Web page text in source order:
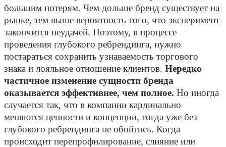
большим потерям. Чем дольше бренд существует на
рынке, тем выше вероятность того, что эксперимент
закончится неудачей. Поэтому, в процессе
проведения глубокого ребрендинга, нужно
постараться сохранить узнаваемость торгового
знака и лояльное отношение клиентов. Нередко
частичное изменение сущности бренда
оказывается эффективнее, чем полное. Но иногда
случается так, что в компании кардинально
меняются ценности и концепции, тогда уже без
глубокого ребрендинга не обойтись. Когда
происходит перепрофилирование, слияние или